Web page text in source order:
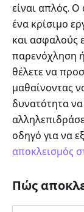
είναι απλός.
ένα κρίσιμο
και ασφαλούς
παρενόχληση
θέλετε να
μαθαίνοντας
δυνατότητα
οδηγό για να
αποκλεισμός
Πώς